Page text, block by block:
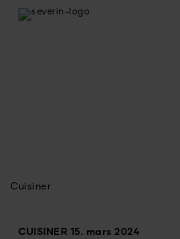
Cuisiner
CUISINER 15. mars 2024